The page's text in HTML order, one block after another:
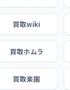
買取wiki
買取ホムラ
買取楽園